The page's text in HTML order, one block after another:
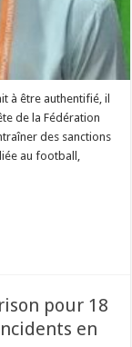
à être authentifié, il
de la Fédération
des sanctions
au football,
pour 18
en